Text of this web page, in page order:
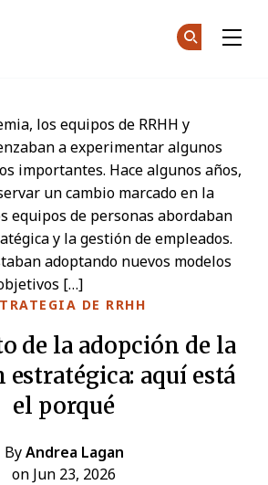
DE RRHH
de la adopción de la
aquí está
el porqué
By Andrea Lagan
on Jun 23, 2026
los equipos de RRHH y
a experimentar algunos
importantes. Hace algunos años,
un cambio marcado en la
equipos de personas abordaban
y la gestión de empleados.
adoptando nuevos modelos
[…]